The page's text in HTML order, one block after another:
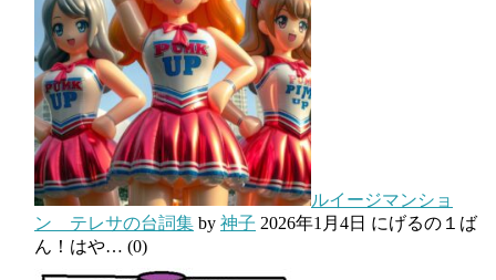
ルイージマンショ
ン テレサの台詞集 by 神子 2026年1月4日 にげるの１ば
ん！はや… (0)